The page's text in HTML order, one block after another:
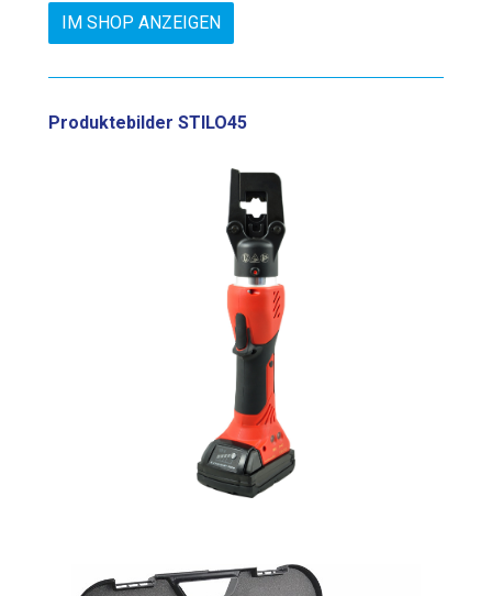
IM SHOP ANZEIGEN
Produktebilder STILO45